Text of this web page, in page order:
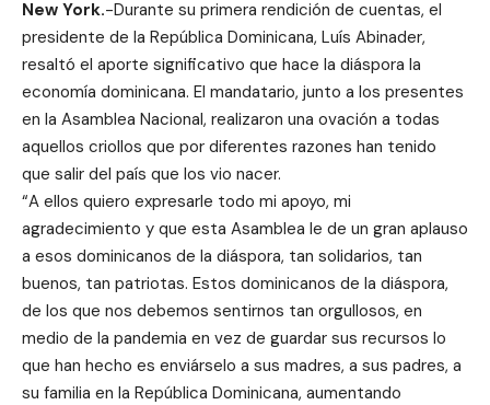
New York.-Durante su primera rendición de cuentas, el
presidente de la República Dominicana, Luís Abinader,
resaltó el aporte significativo que hace la diáspora la
economía dominicana. El mandatario, junto a los presentes
en la Asamblea Nacional, realizaron una ovación a todas
aquellos criollos que por diferentes razones han tenido
que salir del país que los vio nacer.
“A ellos quiero expresarle todo mi apoyo, mi
agradecimiento y que esta Asamblea le de un gran aplauso
a esos dominicanos de la diáspora, tan solidarios, tan
buenos, tan patriotas. Estos dominicanos de la diáspora,
de los que nos debemos sentirnos tan orgullosos, en
medio de la pandemia en vez de guardar sus recursos lo
que han hecho es enviárselo a sus madres, a sus padres, a
su familia en la República Dominicana, aumentando